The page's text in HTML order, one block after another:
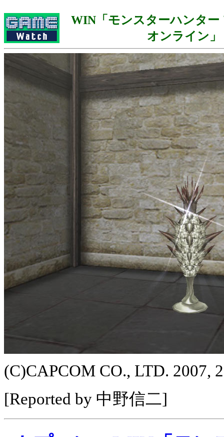
WIN「モンスターハンター
オンライン」
(C)CAPCOM CO., LTD. 2007,
[Reported by 中野信二]